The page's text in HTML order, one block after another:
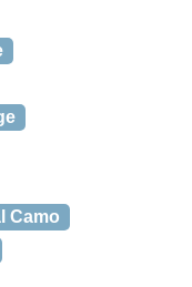
Camo